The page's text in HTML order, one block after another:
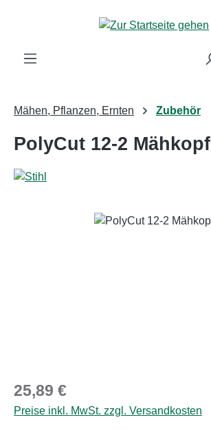
Zum Hauptinhalt springen
Mähen, Pflanzen, Ernten Zubehör
PolyCut 12-2 Mähkopf
Bildergalerie überspringen
Regulärer Preis:
25,89 €
Preise inkl. MwSt. zzgl. Versandkosten